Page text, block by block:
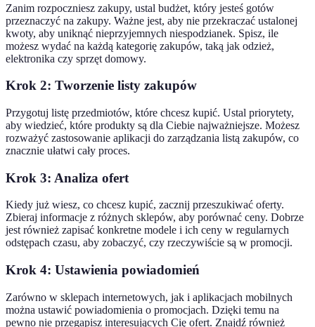
Zanim rozpoczniesz zakupy, ustal budżet, który jesteś gotów
przeznaczyć na zakupy. Ważne jest, aby nie przekraczać ustalonej
kwoty, aby uniknąć nieprzyjemnych niespodzianek. Spisz, ile
możesz wydać na każdą kategorię zakupów, taką jak odzież,
elektronika czy sprzęt domowy.
Krok 2: Tworzenie listy zakupów
Przygotuj listę przedmiotów, które chcesz kupić. Ustal priorytety,
aby wiedzieć, które produkty są dla Ciebie najważniejsze. Możesz
rozważyć zastosowanie aplikacji do zarządzania listą zakupów, co
znacznie ułatwi cały proces.
Krok 3: Analiza ofert
Kiedy już wiesz, co chcesz kupić, zacznij przeszukiwać oferty.
Zbieraj informacje z różnych sklepów, aby porównać ceny. Dobrze
jest również zapisać konkretne modele i ich ceny w regularnych
odstępach czasu, aby zobaczyć, czy rzeczywiście są w promocji.
Krok 4: Ustawienia powiadomień
Zarówno w sklepach internetowych, jak i aplikacjach mobilnych
można ustawić powiadomienia o promocjach. Dzięki temu na
pewno nie przegapisz interesujących Cię ofert. Znajdź również